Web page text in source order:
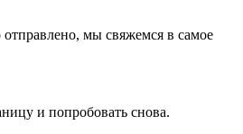
мы свяжемся в самое
и попробовать снова.